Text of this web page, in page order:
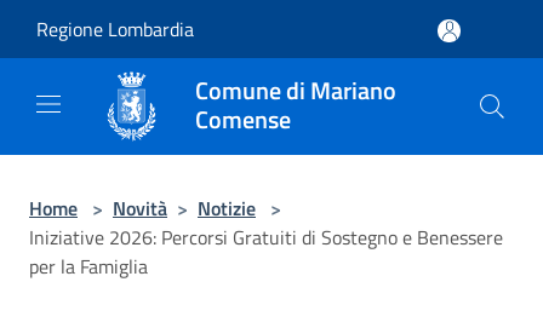
Regione Lombardia
Comune di Mariano
Comense
Home > Novità > Notizie >
Iniziative 2026: Percorsi Gratuiti di Sostegno e Benessere
per la Famiglia